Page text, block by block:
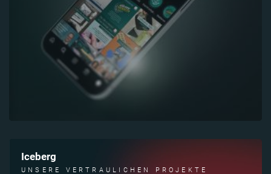
Iceberg
UNSERE VERTRAULICHEN PROJEKTE